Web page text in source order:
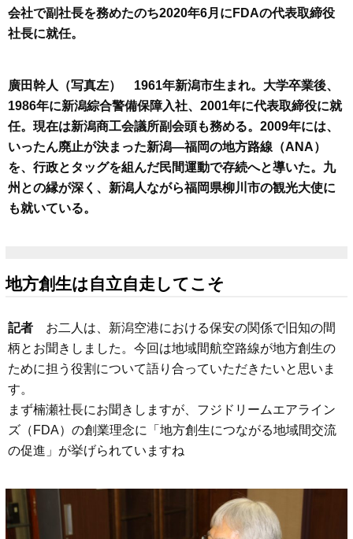
会社で副社長を務めたのち2020年6月にFDAの代表取締役
社長に就任。
廣田幹人（写真左） 1961年新潟市生まれ。大学卒業後、
1986年に新潟綜合警備保障入社、2001年に代表取締役に就
任。現在は新潟商工会議所副会頭も務める。2009年には、
いったん廃止が決まった新潟―福岡の地方路線（ANA）
を、行政とタッグを組んだ民間運動で存続へと導いた。九
州との縁が深く、新潟人ながら福岡県柳川市の観光大使に
も就いている。
地方創生は自立自走してこそ
記者 お二人は、新潟空港における保安の関係で旧知の間
柄とお聞きしました。今回は地域間航空路線が地方創生の
ために担う役割について語り合っていただきたいと思いま
す。
まず楠瀬社長にお聞きしますが、フジドリームエアライン
ズ（FDA）の創業理念に「地方創生につながる地域間交流
の促進」が挙げられていますね